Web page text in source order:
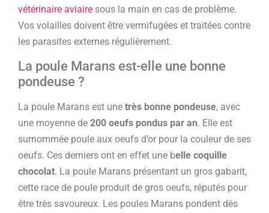
vétérinaire aviaire sous la main en cas de problème.
Vos volailles doivent être vermifugées et traitées contre
les parasites externes régulièrement.
La poule Marans est-elle une bonne
pondeuse ?
La poule Marans est une très bonne pondeuse, avec
une moyenne de 200 oeufs pondus par an. Elle est
surnommée poule aux oeufs d’or pour la couleur de ses
oeufs. Ces derniers ont en effet une belle coquille
chocolat. La poule Marans présentant un gros gabarit,
cette race de poule produit de gros oeufs, réputés pour
être très savoureux. Les poules Marans pondent dès